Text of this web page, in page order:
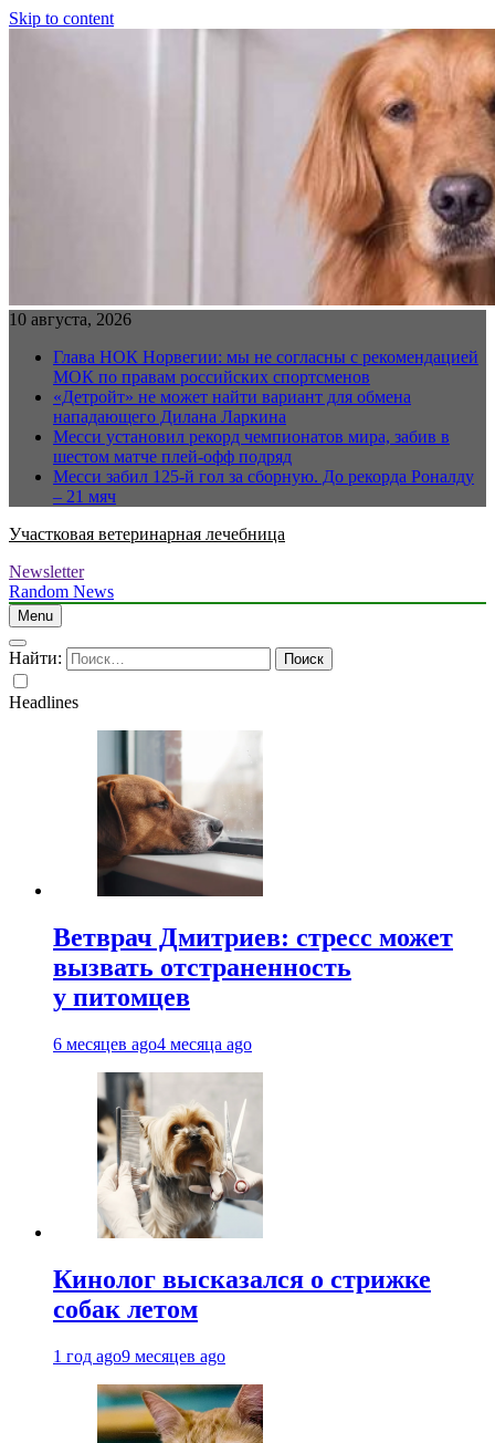
Skip to content
10 августа, 2026
Глава НОК Норвегии: мы не согласны с рекомендацией
МОК по правам российских спортсменов
«Детройт» не может найти вариант для обмена
нападающего Дилана Ларкина
Месси установил рекорд чемпионатов мира, забив в
шестом матче плей‑офф подряд
Месси забил 125-й гол за сборную. До рекорда Роналду
– 21 мяч
Участковая ветеринарная лечебница
Newsletter
Random News
Menu
Найти:
Headlines
Ветврач Дмитриев: стресс может
вызвать отстраненность
у питомцев
6 месяцев ago4 месяца ago
Кинолог высказался о стрижке
собак летом
1 год ago9 месяцев ago